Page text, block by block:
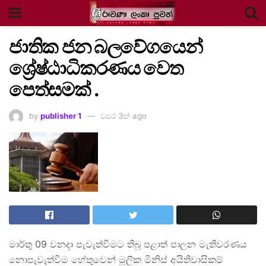
ජාතික ජන බලවේගයෙන්
ශ්‍රේෂ්ඨාධිකරණය වෙත
පෙත්සමක් .
by publisher 1 වසර 3ක් ago
මාර්තු 09 වනදා පැවැත්වීමට තිබූ පළාත් පාලන මැතිවරණය
නොපැවැත්වීම හේතුවෙන් මූලික මිනිස් අයිතිවාසිකම්